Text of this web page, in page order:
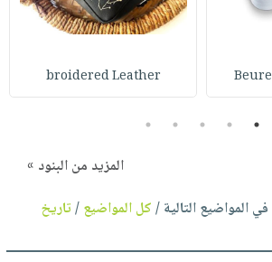
broidered Leather
1
2
3
4
5
المزيد من البنود »
المواضيع التالية /كل المواضيع/تاريخ